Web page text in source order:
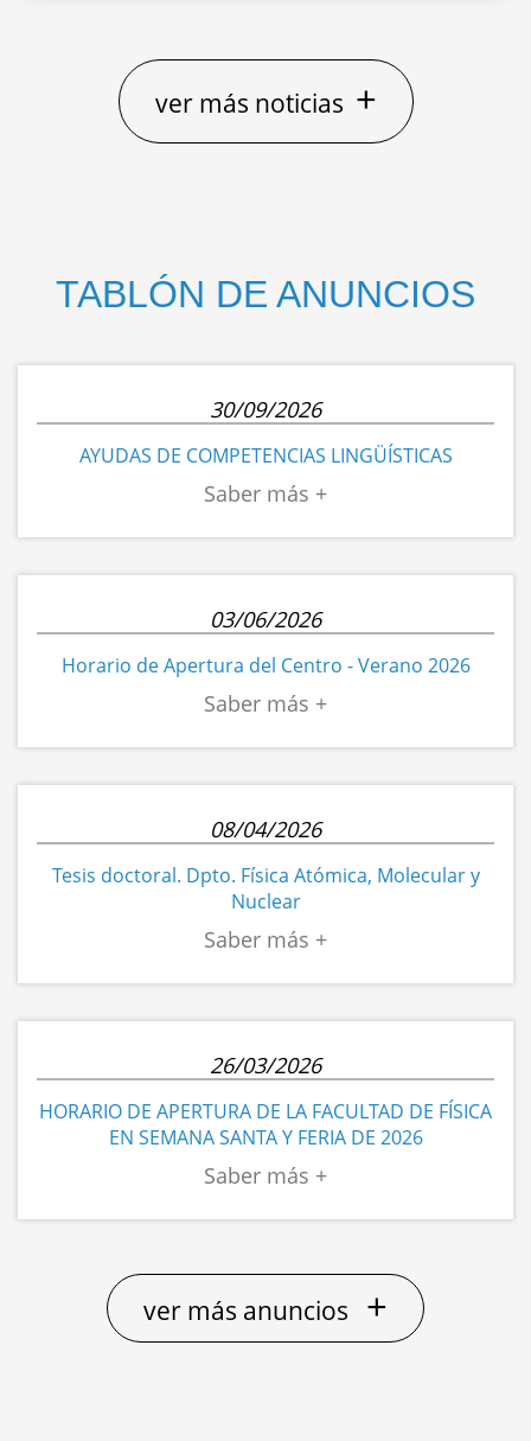
y 2028: cómo, dónde y cuándo
observarlos”ver más noticias +
TABLÓN DE ANUNCIOS
30/09/2026
AYUDAS DE COMPETENCIAS LINGÜÍSTICAS
03/06/2026
Horario de Apertura del Centro - Verano 2026
08/04/2026
Tesis doctoral. Dpto. Física Atómica, Molecular y
Nuclear
26/03/2026
HORARIO DE APERTURA DE LA FACULTAD DE FÍSICA
EN SEMANA SANTA Y FERIA DE 2026
ver más anuncios +